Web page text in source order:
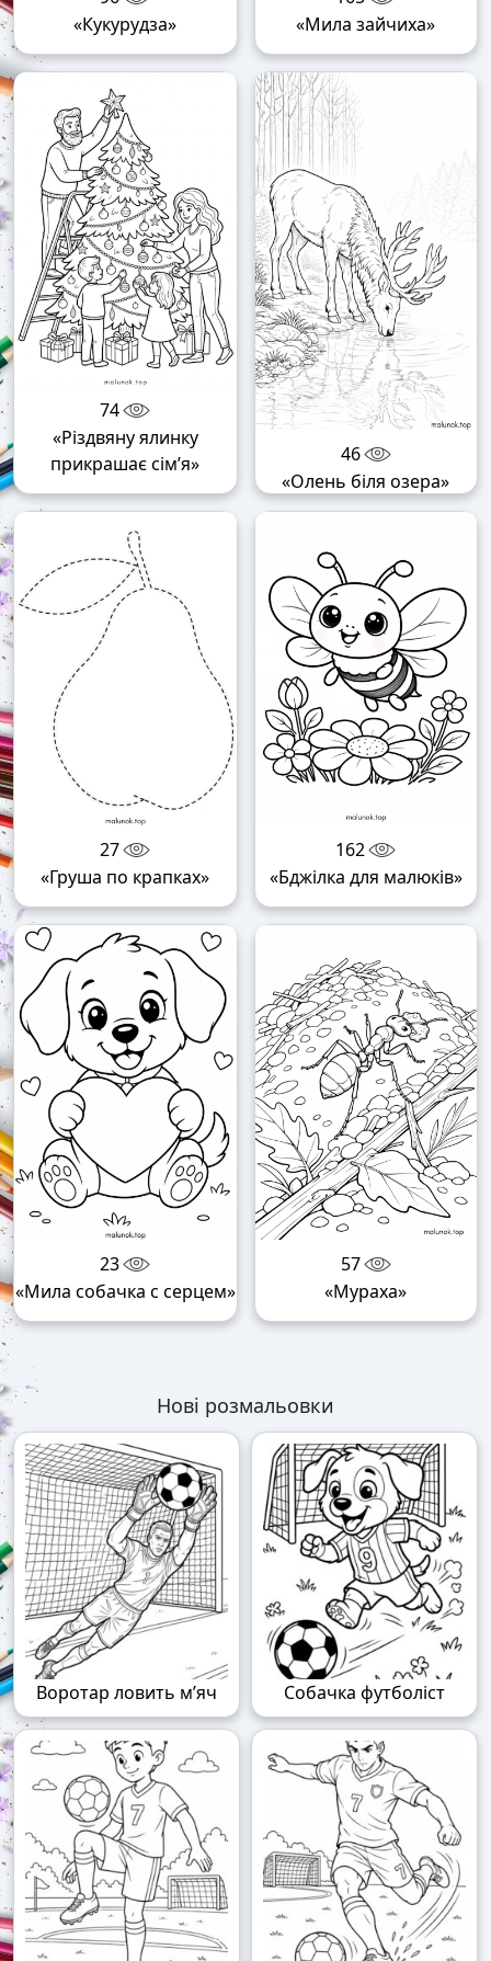
«Кукурудза»
«Мила зайчиха»
74
«Різдвяну ялинку
прикрашає сім’я»
46
«Олень біля озера»
27
«Груша по крапках»
162
«Бджілка для малюків»
23
«Мила собачка с серцем»
57
«Мураха»
Нові розмальовки
Воротар ловить м’яч Собачка футболіст